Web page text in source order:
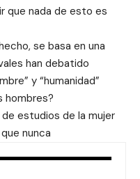
que nada de esto es
se basa en una
han debatido
y “humanidad”
hombres?
estudios de la mujer
nunca